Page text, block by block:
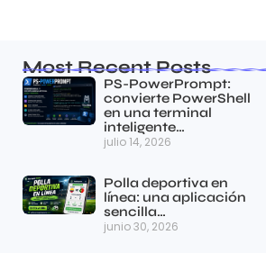
Most Recent Posts
PS-PowerPrompt:
convierte PowerShell
en una terminal
inteligente…
julio 14, 2026
Polla deportiva en
línea: una aplicación
sencilla…
junio 30, 2026